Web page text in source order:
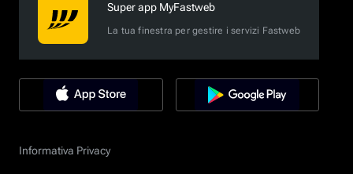
Super app MyFastweb
La tua finestra per gestire i servizi Fastweb
Informativa Privacy